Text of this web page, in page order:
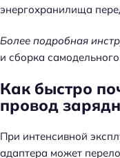
энергохранилища
Более подробная
и сборка
Как быстро
провод
При интенсивной
адаптера может